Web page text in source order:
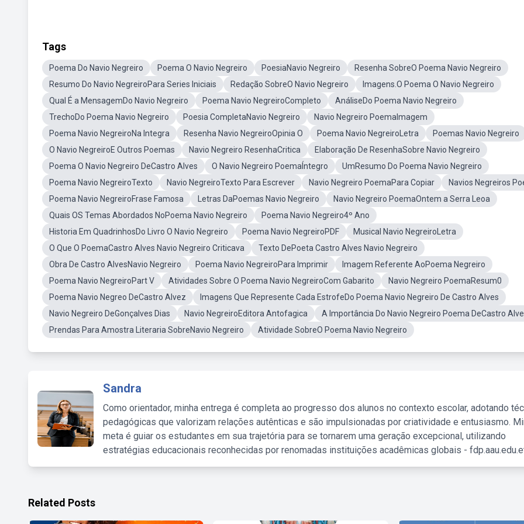
Tags
Poema Do Navio Negreiro Poema O Navio Negreiro PoesiaNavio Negreiro
Resenha SobreO Poema Navio Negreiro
Resumo Do Navio NegreiroPara Series Iniciais
Redação SobreO Navio Negreiro
Imagens.O Poema O Navio Negreiro
Qual É a MensagemDo Navio Negreiro
Poema Navio NegreiroCompleto
AnáliseDo Poema Navio Negreiro
TrechoDo Poema Navio Negreiro
Poesia CompletaNavio Negreiro
Navio Negreiro PoemaImagem
Poema Navio NegreiroNa Integra
Resenha Navio NegreiroOpinia O Poema Navio NegreiroLetra
Poemas Navio Negreiro
O Navio NegreiroE Outros Poemas
Navio Negreiro ResenhaCritica
Elaboração De ResenhaSobre Navio Negreiro
Poema O Navio Negreiro DeCastro Alves
O Navio Negreiro PoemaÍntegro
UmResumo Do Poema Navio Negreiro
Poema Navio NegreiroTexto
Navio NegreiroTexto Para Escrever Navio Negreiro PoemaPara Copiar
Navios Negreiros
Poema Navio NegreiroFrase Famosa
Letras DaPoemas Navio Negreiro
Navio Negreiro PoemaOntem a Serra Leoa
Quais OS Temas Abordados NoPoema Navio Negreiro
Poema Navio Negreiro4º Ano
Historia Em QuadrinhosDo Livro O Navio Negreiro
Poema Navio NegreiroPDF
Musical Navio NegreiroLetra
O Que O PoemaCastro Alves Navio Negreiro Criticava
Texto DePoeta Castro Alves Navio Negreiro
Obra De Castro AlvesNavio Negreiro
Poema Navio NegreiroPara Imprimir
Imagem Referente AoPoema Negreiro
Poema Navio NegreiroPart V
Atividades Sobre O Poema Navio NegreiroCom Gabarito
Navio Negreiro PoemaResum0
Poema Navio Negreo DeCastro Alvez
Imagens Que Represente Cada EstrofeDo Poema Navio Negreiro De Castro Alves
Navio Negreiro DeGonçalves Dias
Navio NegreiroEditora Antofagica
A Importância Do Navio Negreiro Poema DeCastro
Prendas Para Amostra Literaria SobreNavio Negreiro
Atividade SobreO Poema Navio Negreiro
Sandra
Como orientador, minha entrega é completa ao progresso dos alunos no contexto escolar, adotando
pedagógicas que valorizam relações autênticas e são impulsionadas por criatividade e entusiasmo.
meta é guiar os estudantes em sua trajetória para se tornarem uma geração excepcional, utilizando
estratégias educacionais reconhecidas por renomadas instituições acadêmicas globais -
Related Posts